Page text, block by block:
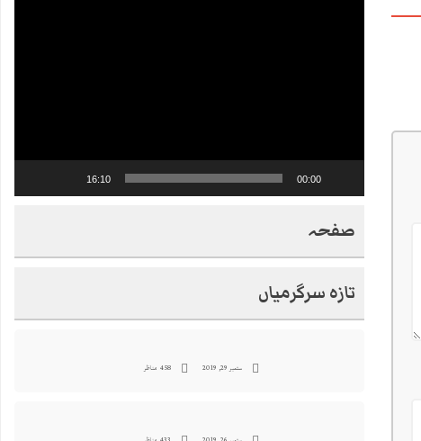
00:00
16:10
صفحہ
تازہ سرگرمیاں
ستمبر 29, 2019 458 مناظر